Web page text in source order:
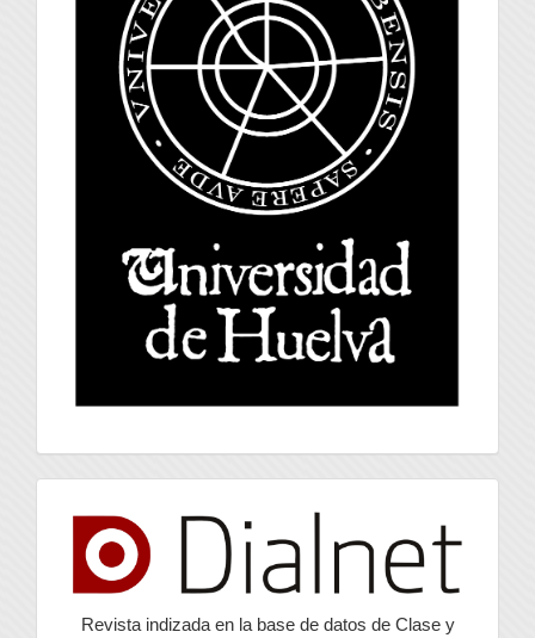
index
Revista indizada en la base de datos de Clase y